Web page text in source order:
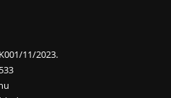
K001/11/2023.